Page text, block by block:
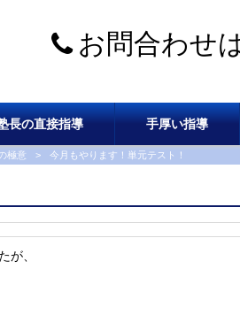
お問合わせ
長の直接指導 手厚い指導
極意 > 今月もやります！単元テスト！
が、